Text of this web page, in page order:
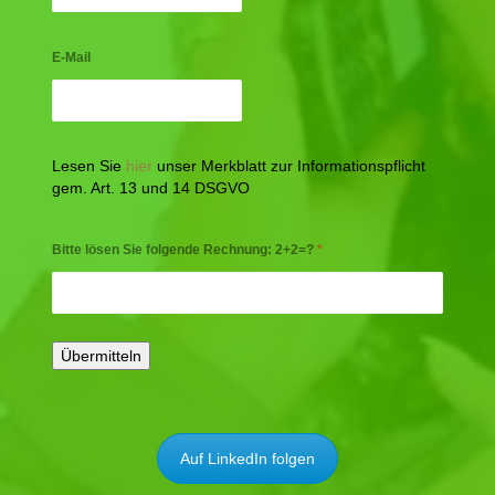
E-Mail
Lesen Sie hier unser Merkblatt zur Informationspflicht
gem. Art. 13 und 14 DSGVO
Bitte lösen Sie folgende Rechnung: 2+2=? *
Auf LinkedIn folgen